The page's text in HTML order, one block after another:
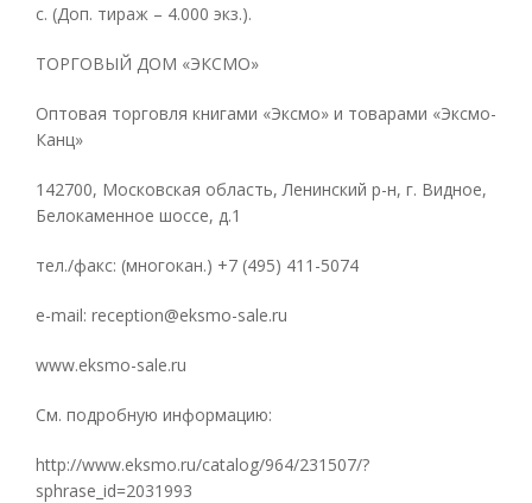
с. (Доп. тираж – 4.000 экз.).
ТОРГОВЫЙ ДОМ «ЭКСМО»
Оптовая торговля книгами «Эксмо» и товарами «Эксмо-
Канц»
142700, Московская область, Ленинский р-н, г. Видное,
Белокаменное шоссе, д.1
тел./факс: (многокан.) +7 (495) 411-5074
e-mail: reception@eksmo-sale.ru
www.eksmo-sale.ru
См. подробную информацию:
http://www.eksmo.ru/catalog/964/231507/?
sphrase_id=2031993